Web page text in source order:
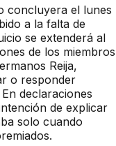
concluyera el lunes
a la falta de
se extenderá al
de los miembros
Reija,
o responder
declaraciones
de explicar
solo cuando